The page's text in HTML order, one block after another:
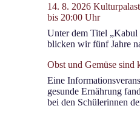
8.
2026
ab
13
Uhr
Marktfest
14. 8. 2026
bis 20:00 Uhr
Unter dem Titel „Kabul
blicken wir fünf Jahre
Obst und Gemüse sind
Eine
gesunde Ernährung
bei den Schülerinnen